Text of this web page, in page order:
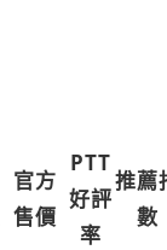
官方
售價
PTT
好評
率
推薦
數